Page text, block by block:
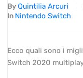
By Quintilia Arcuri
In Nintendo Switch
Ecco quali sono i
Switch 2020